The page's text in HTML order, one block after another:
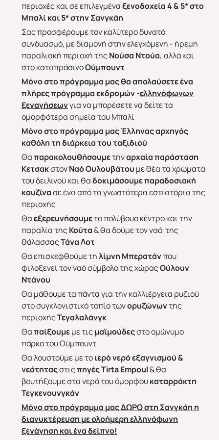
περιοχές και σε επιλεγμέναξενοδοχεία 4 & 5* στο
Μπαλί και 5* στην Σανγκάη
Σας προσφέρουμε τον καλύτερο δυνατό
συνδυασμό, με διαμονή στην ελεγχόμενη - ήρεμη
παραλιακή περιοχή τηςΝούσα Ντούα, αλλά και
στο καταπράσινοΟύμπουντ
Mόνο στο πρόγραμμα μας θα απολαύσετε ένα
πλήρες πρόγραμμα εκδρομών -ελληνόφωνων
ξεναγήσεωνγια να μπορέσετε να δείτε τα
ομορφότερα σημεία του Μπαλί
Μόνο στο πρόγραμμα μας Έλληνας αρχηγός
καθόλη τη διάρκεια του ταξιδιού
Θαπαρακολουθήσουμετηναρχαία παράσταση
ΚετσακστονΝαό Ουλουβάτου με θέα τα χρώματα
του δειλινού και θαδοκιμάσουμε παραδοσιακή
κουζίνασε ένα από τα γνωστότερα εστιατόρια της
περιοχής
Θαεξερευνήσουμετο πολύβουο κέντρο και την
παραλία τηςΚούτα& θα δούμε τον ναό της
θάλασσαςΤάνα Λοτ
Θα επισκεφθούμε τηλίμνη Μπερατάνπου
φιλοξενεί τον ναό σύμβολο της χώραςΟύλουν
Ντάνου
Θα μάθουμε τα πάντα για την καλλιέργεια ρυζιού
στο συγκλονιστικό τοπίο τωνορυζώνωντης
περιοχήςΤεγαλαλάνγκ
Θαπαίξουμεμε τιςμαϊμούδεςστο ομώνυμο
πάρκο του Ούμπουντ
Θα λουστούμε με τοιερό νερό εξαγνισμού &
νεότηταςστιςπηγέςTirtaEmpoul& θα
βουτήξουμε στα νερά του όμορφουκαταρράκτη
Τεγκενουνγκάν
Μόνο στο πρόγραμμα μας ΔΩΡΟ στη Σανγκάη η
διανυκτέρευση με ολοήμερη ελληνόφωνη
ξενάγηση και ένα δείπνο!